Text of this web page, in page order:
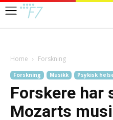
Home Forskning
Forskning Musikk Psykisk
Forskere har
Mozarts